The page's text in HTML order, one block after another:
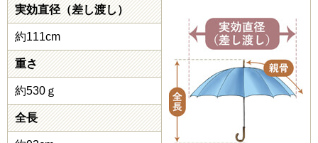
実効直径（差し渡し）
約111cm
重さ
約530ｇ
全長